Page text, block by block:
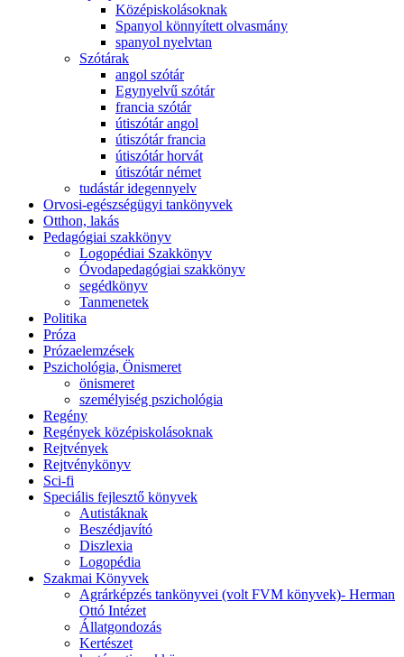
Középiskolásoknak
Spanyol könnyített olvasmány
spanyol nyelvtan
Szótárak
angol szótár
Egynyelvű szótár
francia szótár
útiszótár angol
útiszótár francia
útiszótár horvát
útiszótár német
tudástár idegennyelv
Orvosi-egészségügyi tankönyvek
Otthon, lakás
Pedagógiai szakkönyv
Logopédiai Szakkönyv
Óvodapedagógiai szakkönyv
segédkönyv
Tanmenetek
Politika
Próza
Prózaelemzések
Pszichológia, Önismeret
önismeret
személyiség pszichológia
Regény
Regények középiskolásoknak
Rejtvények
Rejtvénykönyv
Sci-fi
Speciális fejlesztő könyvek
Autistáknak
Beszédjavító
Diszlexia
Logopédia
Szakmai Könyvek
Agrárképzés tankönyvei (volt FVM könyvek)- Herman
Ottó Intézet
Állatgondozás
Kertészet